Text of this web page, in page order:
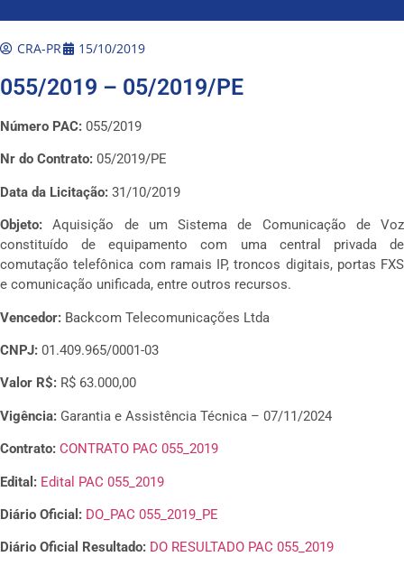
CRA-PR 15/10/2019
055/2019 – 05/2019/PE
Número PAC: 055/2019
Nr do Contrato: 05/2019/PE
Data da Licitação: 31/10/2019
Objeto:Aquisição de um Sistema de Comunicação de Voz
constituído de equipamento com uma central privada de
comutação telefônica com ramais IP, troncos digitais, portas FXS
e comunicação unificada, entre outros recursos.
Vencedor: Backcom Telecomunicações Ltda
CNPJ: 01.409.965/0001-03
Valor R$: R$ 63.000,00
Vigência: Garantia e Assistência Técnica – 07/11/2024
Contrato: CONTRATO PAC 055_2019
Edital: Edital PAC 055_2019
Diário Oficial: DO_PAC 055_2019_PE
Diário Oficial Resultado: DO RESULTADO PAC 055_2019